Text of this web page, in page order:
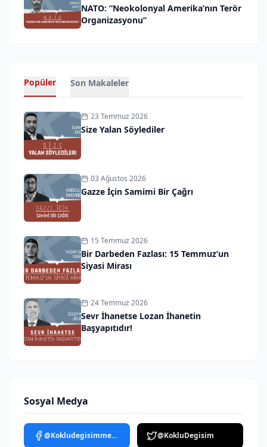
NATO: “Neokolonyal Amerika’nın Terör
Organizasyonu”
Popüler Son Makaleler
23 Temmuz 2026
Size Yalan Söylediler
03 Ağustos 2026
Gazze İçin Samimi Bir Çağrı
15 Temmuz 2026
Bir Darbeden Fazlası: 15 Temmuz’un
Siyasi Mirası
24 Temmuz 2026
Sevr İhanetse Lozan İhanetin
Başyapıtıdır!
Sosyal Medya
@Kokludegisimmedya @KokluDegisim